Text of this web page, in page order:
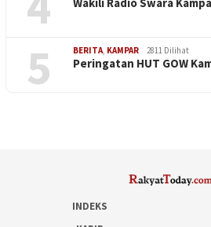
5 BERITA KAMPAR 2811 Dilihat
Peringatan HUT GOW
INDEKS